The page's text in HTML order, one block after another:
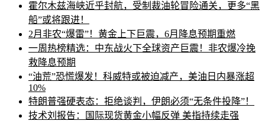
霍尔木兹海峡近乎封航，受制裁油轮冒险通关，更多“黑
船”或将跟进！
2月非农“爆雷”！黄金上下巨震，6月降息预期重燃
一周热榜精选：中东战火下全球资产巨震！非农爆冷挽
救降息预期
“油荒”恐慌爆发！科威特或被迫减产，美油日内暴涨超
10%
特朗普强硬表态：拒绝谈判，伊朗必须“无条件投降”！
技术刘报告：国际现货黄金小幅反弹 美指持续走强